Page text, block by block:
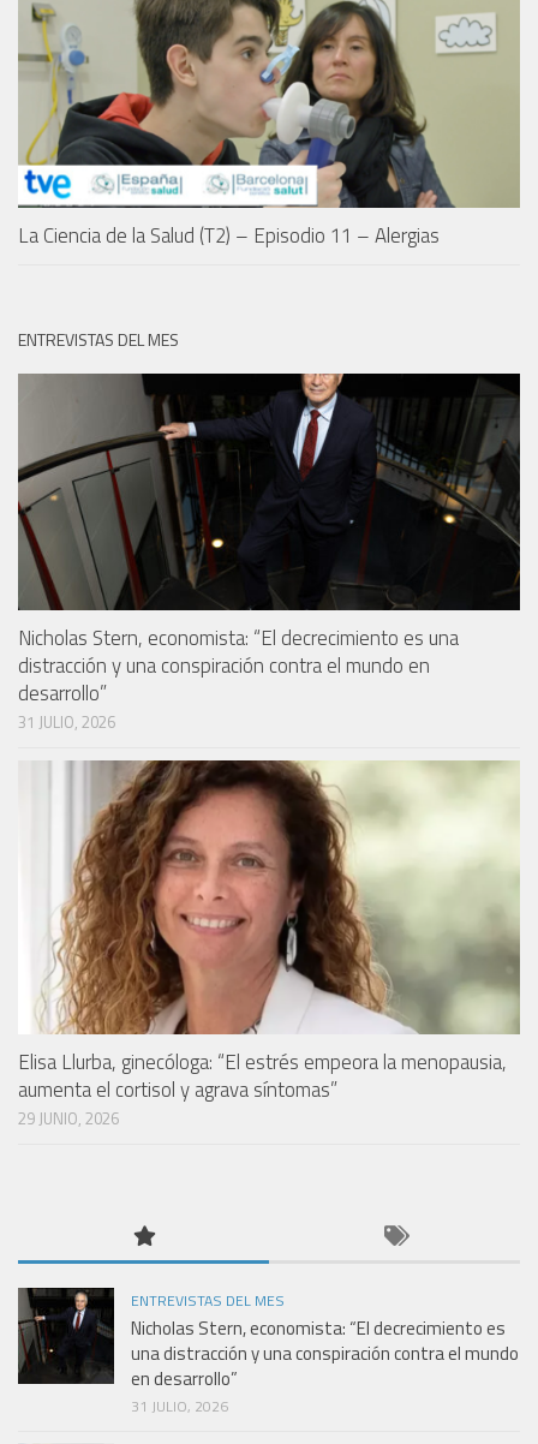
La Ciencia de la Salud (T2) – Episodio 11 – Alergias
ENTREVISTAS DEL MES
Nicholas Stern, economista: “El decrecimiento es una
distracción y una conspiración contra el mundo en
desarrollo”
31 JULIO, 2026
Elisa Llurba, ginecóloga: “El estrés empeora la menopausia,
aumenta el cortisol y agrava síntomas”
29 JUNIO, 2026
ENTREVISTAS DEL MES
Nicholas Stern, economista: “El decrecimiento es
una distracción y una conspiración contra el mundo
en desarrollo”
31 JULIO, 2026